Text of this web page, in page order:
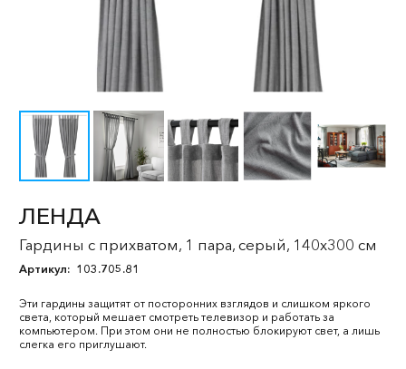
ЛЕНДА
Гардины с прихватом, 1 пара, серый, 140x300 см
Артикул: 103.705.81
Эти гардины защитят от посторонних взглядов и слишком яркого
света, который мешает смотреть телевизор и работать за
компьютером. При этом они не полностью блокируют свет, а лишь
слегка его приглушают.